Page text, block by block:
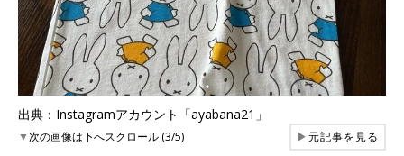
出典：Instagramアカウント「ayabana21」
▼次の画像は下へスクロール (3/5) ▶元記事を見る